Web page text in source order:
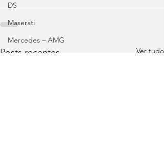
DS
Maserati
Mercedes – AMG
Posts recentes Ver tudo